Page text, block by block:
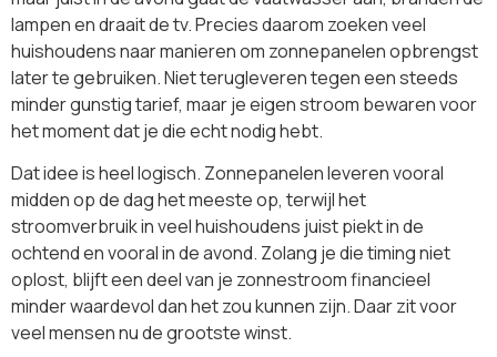
lampen en draait de tv. Precies daarom zoeken veel
huishoudens naar manieren om zonnepanelen opbrengst
later te gebruiken. Niet terugleveren tegen een steeds
minder gunstig tarief, maar je eigen stroom bewaren voor
het moment dat je die echt nodig hebt.
Dat idee is heel logisch. Zonnepanelen leveren vooral
midden op de dag het meeste op, terwijl het
stroomverbruik in veel huishoudens juist piekt in de
ochtend en vooral in de avond. Zolang je die timing niet
oplost, blijft een deel van je zonnestroom financieel
minder waardevol dan het zou kunnen zijn. Daar zit voor
veel mensen nu de grootste winst.